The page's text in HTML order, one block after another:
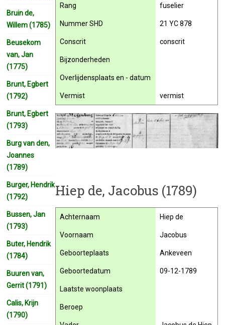
Rang fuselier
Nummer SHD 21 YC 878
Conscrit conscrit
Bijzonderheden
Overlijdensplaats en - datum
Vermist vermist
Hiep de, Jacobus (1789)
Achternaam Hiep de
Voornaam Jacobus
Geboorteplaats Ankeveen
Geboortedatum 09-12-1789
Laatste woonplaats
Beroep
Bruin de,
Willem (1785)
Beusekom
van, Jan
(1775)
Brunt, Egbert
(1792)
Brunt, Egbert
(1793)
Burg van den,
Joannes
(1789)
Burger, Hendrik
(1792)
Bussen, Jan
(1793)
Buter, Hendrik
(1784)
Buuren van,
Gerrit (1791)
Calis, Krijn
(1790)